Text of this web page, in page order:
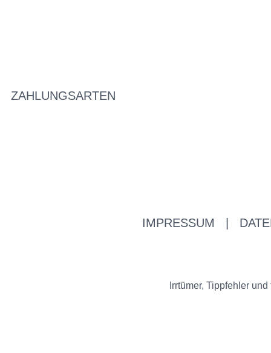
ZAHLUNGSARTEN
IMPRESSUM
Irrtümer, Tippfehler